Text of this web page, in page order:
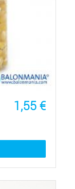
1,55 €